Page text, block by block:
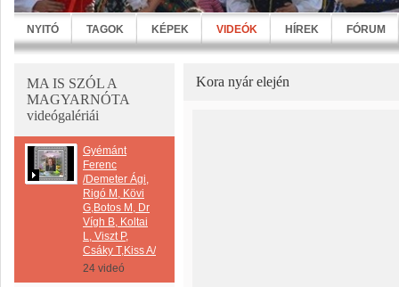
NYITÓ TAGOK KÉPEK VIDEÓK HÍREK FÓRUM
MA IS SZÓL A
MAGYARNÓTA
videógalériái
Gyémánt
Ferenc
/Demeter Ági,
Rigó M, Kövi
G,Botos M, Dr
Vígh B, Koltai
L, Viszt P,
Csáky T,Kiss A/
24 videó
Kora nyár elején